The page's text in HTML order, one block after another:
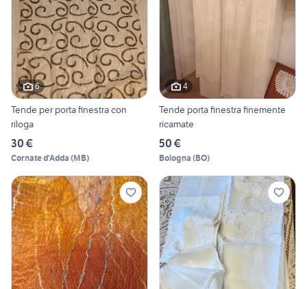
6
Tende per porta finestra con
riloga
30 €
Cornate d'Adda (MB)
4
Tende porta finestra finemente
ricamate
50 €
Bologna (BO)